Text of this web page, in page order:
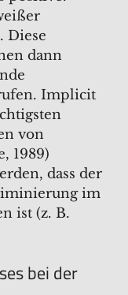
Diese
dann
Implicit
von
1989)
dass der
im
ist (z. B.
bei der